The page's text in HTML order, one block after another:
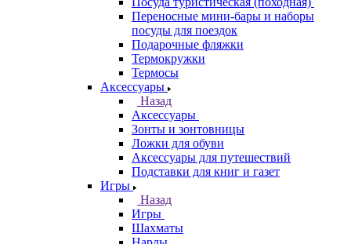
Переносные мини-бары и наборы
посуды для поездок
Подарочные фляжки
Термокружки
Термосы
Аксессуары
Назад
Аксессуары
Зонты и зонтовницы
Ложки для обуви
Аксессуары для путешествий
Подставки для книг и газет
Игры
Назад
Игры
Шахматы